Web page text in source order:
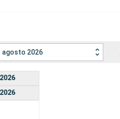
agosto 2026